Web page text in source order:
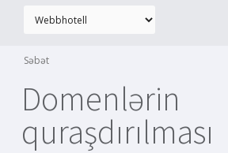
Səbət
Domenlərin
quraşdırılması